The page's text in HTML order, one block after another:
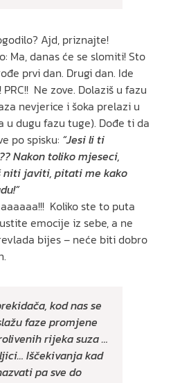
Ajd, priznajte!
Ma, danas će se slomiti! Sto
prvi dan. Drugi dan. Ide
Ne zove. Dolaziš u fazu
nevjerice i šoka prelazi u
u dugu fazu tuge). Dođe ti da
po spisku: “Jesi li ti
Nakon toliko mjeseci,
niti javiti, pitati me kako
Koliko ste to puta
emocije iz sebe, a ne
bijes – neće biti dobro
kod nas se
faze promjene
rijeka suza …
Iščekivanja kad
pa sve do